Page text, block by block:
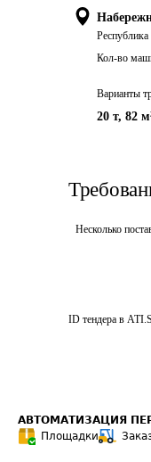
Республика
Кол-во
Варианты
20 т, 82
Несколько
ID тендера в
АВТОМАТИЗАЦИЯ
Площадки